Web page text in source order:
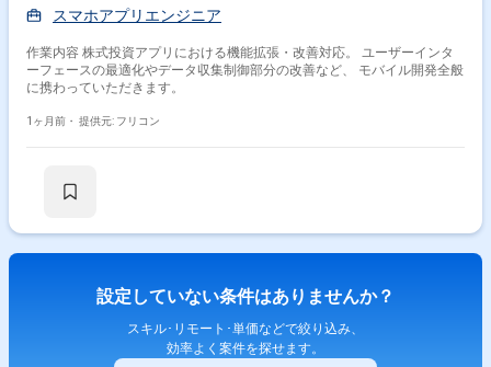
スマホアプリエンジニア
作業内容 株式投資アプリにおける機能拡張・改善対応。 ユーザーインタ
ーフェースの最適化やデータ収集制御部分の改善など、 モバイル開発全般
に携わっていただきます。
1ヶ月前・ 提供元: フリコン
設定していない条件はありませんか？
スキル･リモート･単価などで絞り込み、
効率よく案件を探せます。